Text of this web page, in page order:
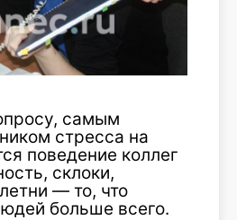
самым
стресса на
поведение коллег
склоки,
— то, что
больше всего.